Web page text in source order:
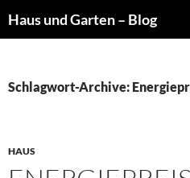
Haus und Garten – Blog
Schlagwort-Archive:
HAUS